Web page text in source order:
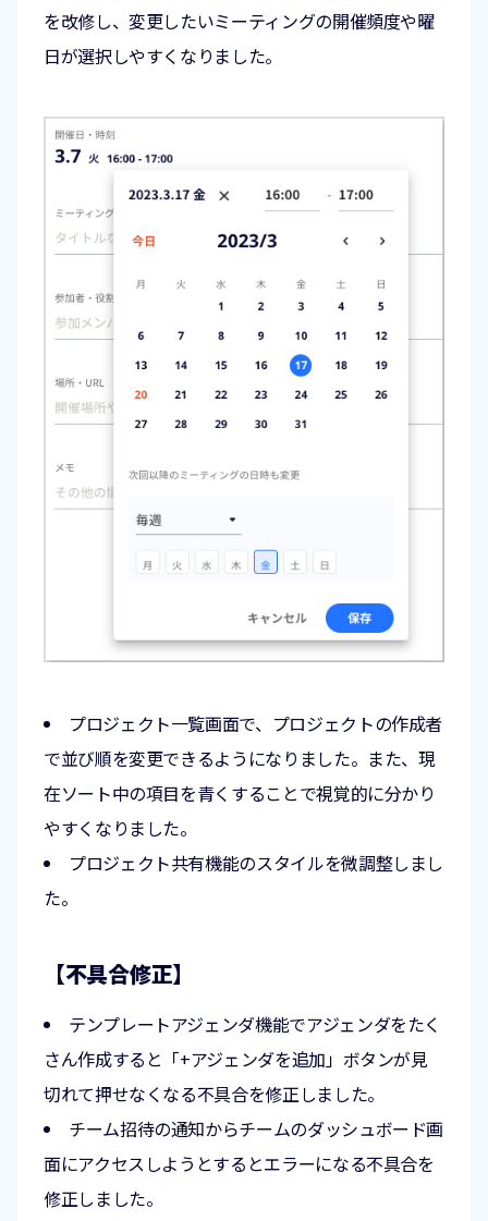
を改修し、変更したいミーティングの開催頻度や曜
日が選択しやすくなりました。
プロジェクト一覧画面で、プロジェクトの作成者
で並び順を変更できるようになりました。また、現
在ソート中の項目を青くすることで視覚的に分かり
やすくなりました。
プロジェクト共有機能のスタイルを微調整しまし
た。
【不具合修正】
テンプレートアジェンダ機能でアジェンダをたく
さん作成すると「+アジェンダを追加」ボタンが見
切れて押せなくなる不具合を修正しました。
チーム招待の通知からチームのダッシュボード画
面にアクセスしようとするとエラーになる不具合を
修正しました。